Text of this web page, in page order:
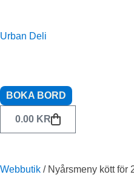
Urban Deli
BOKA BORD
0.00 KR
Webbutik / Nyårsmeny kött för